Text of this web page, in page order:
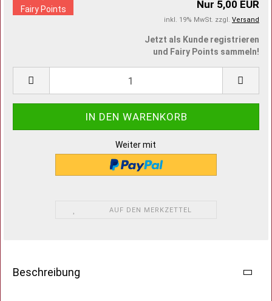
Nur 5,00 EUR
inkl. 19% MwSt. zzgl. Versand
Fairy Points
Jetzt als Kunde registrieren
und Fairy Points sammeln!
Weiter mit
AUF DEN MERKZETTEL
Beschreibung